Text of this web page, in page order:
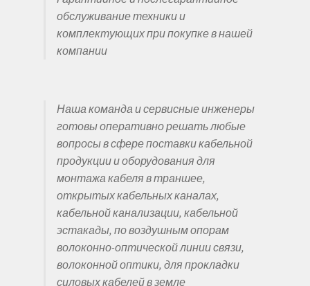
обслуживание техники и
комплектующих при покупке в нашей
компании
Наша команда и сервисные инженеры
готовы оперативно решать любые
вопросы в сфере поставки кабельной
продукции и оборудования для
монтажа кабеля в траншее,
открытых кабельных каналах,
кабельной канализации, кабельной
эстакады, по воздушным опорам
волоконно-оптической линии связи,
волоконной оптики, для прокладки
силовых кабелей в земле